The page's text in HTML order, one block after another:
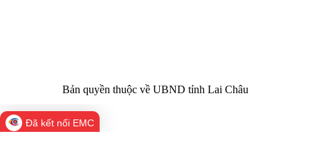
Bản quyền thuộc về UBND tỉnh Lai Châu
Đã kết nối EMC